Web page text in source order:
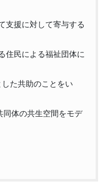
支援に対して寄与する
住民による福祉団体に
た共助のことをい
同体の共生空間をモデ